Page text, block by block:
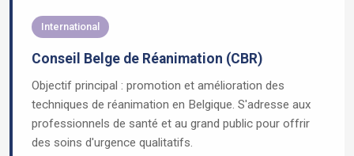
International
Conseil Belge de Réanimation (CBR)
Objectif principal : promotion et amélioration des
techniques de réanimation en Belgique. S'adresse aux
professionnels de santé et au grand public pour offrir
des soins d'urgence qualitatifs.